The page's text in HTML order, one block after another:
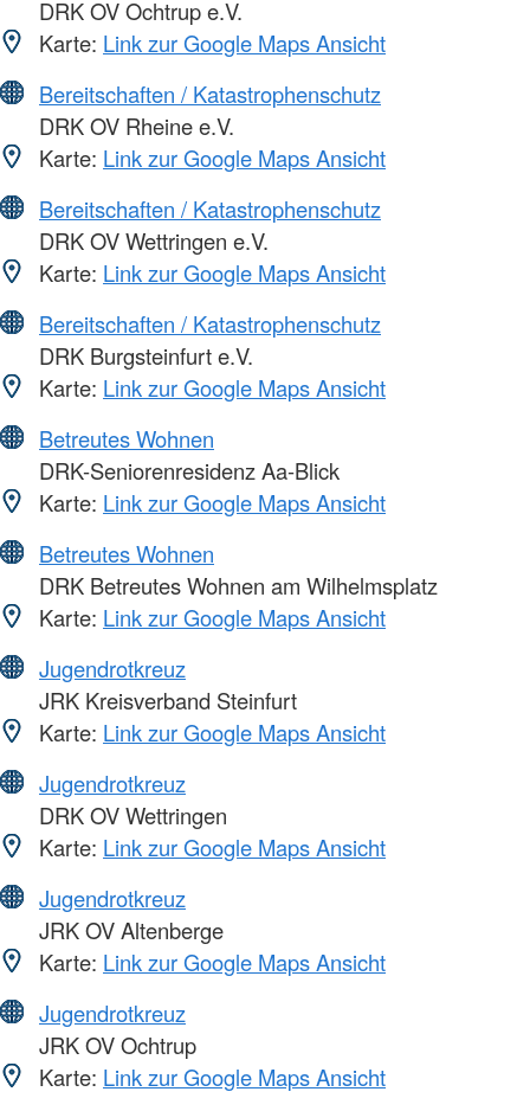
DRK OV Ochtrup e.V.
Karte: Link zur Google Maps Ansicht
Bereitschaften / Katastrophenschutz
DRK OV Rheine e.V.
Karte: Link zur Google Maps Ansicht
Bereitschaften / Katastrophenschutz
DRK OV Wettringen e.V.
Karte: Link zur Google Maps Ansicht
Bereitschaften / Katastrophenschutz
DRK Burgsteinfurt e.V.
Karte: Link zur Google Maps Ansicht
Betreutes Wohnen
DRK-Seniorenresidenz Aa-Blick
Karte: Link zur Google Maps Ansicht
Betreutes Wohnen
DRK Betreutes Wohnen am Wilhelmsplatz
Karte: Link zur Google Maps Ansicht
Jugendrotkreuz
JRK Kreisverband Steinfurt
Karte: Link zur Google Maps Ansicht
Jugendrotkreuz
DRK OV Wettringen
Karte: Link zur Google Maps Ansicht
Jugendrotkreuz
JRK OV Altenberge
Karte: Link zur Google Maps Ansicht
Jugendrotkreuz
JRK OV Ochtrup
Karte: Link zur Google Maps Ansicht